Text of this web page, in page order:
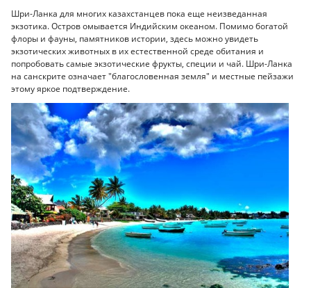
Шри-Ланка для многих казахстанцев пока еще неизведанная
экзотика. Остров омывается Индийским океаном. Помимо богатой
флоры и фауны, памятников истории, здесь можно увидеть
экзотических животных в их естественной среде обитания и
попробовать самые экзотические фрукты, специи и чай. Шри-Ланка
на санскрите означает "благословенная земля" и местные пейзажи
этому яркое подтверждение.